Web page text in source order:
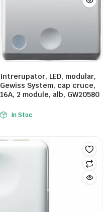
Intrerupator, LED, modular,
Gewiss System, cap cruce,
16A, 2 module, alb, GW20580
In Stoc